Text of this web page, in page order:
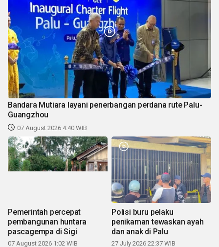
Bandara Mutiara layani penerbangan perdana rute Palu-
Guangzhou
07 August 2026 4:40 WIB
Pemerintah percepat
pembangunan huntara
pascagempa di Sigi
07 August 2026 1:02 WIB
Polisi buru pelaku
penikaman tewaskan ayah
dan anak di Palu
27 July 2026 22:37 WIB